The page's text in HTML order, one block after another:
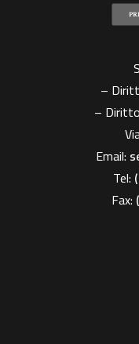
–
–
Email:
Tel:
Fax: